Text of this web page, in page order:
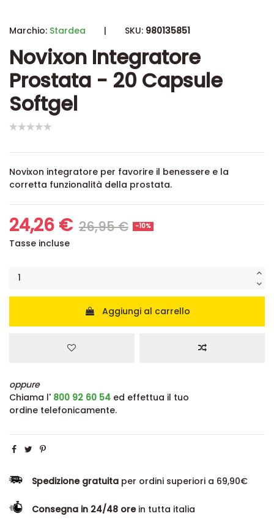
Marchio: Stardea | SKU: 980135851
Novixon Integratore
Prostata - 20 Capsule
Softgel
Novixon integratore per favorire il benessere e la
corretta funzionalità della prostata.
24,26 € 26,95 € -10%
Tasse incluse
Aggiungi al carrello
oppure
Chiama l' 800 92 60 54 ed effettua il tuo
ordine telefonicamente.
Spedizione gratuita per ordini superiori a 69,90€
Consegna in 24/48 orein tutta italia